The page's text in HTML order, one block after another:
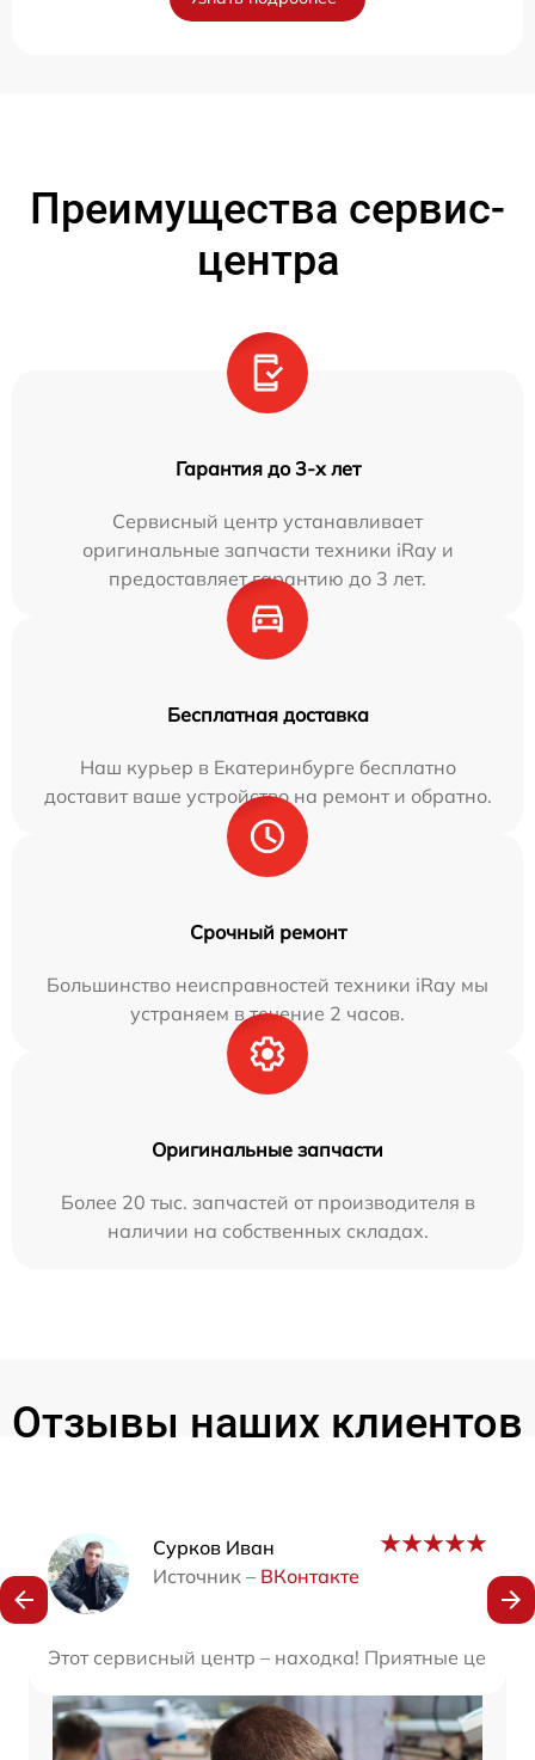
Преимущества сервис-
центра
Гарантия до 3-х лет
Сервисный центр устанавливает
оригинальные запчасти техники iRay и
предоставляет гарантию до 3 лет.
Бесплатная доставка
Наш курьер в Екатеринбурге бесплатно
доставит ваше устройство на ремонт и обратно.
Срочный ремонт
Большинство неисправностей техники iRay мы
устраняем в течение 2 часов.
Оригинальные запчасти
Более 20 тыс. запчастей от производителя в
наличии на собственных складах.
Отзывы наших клиентов
Сурков Иван
Источник – ВКонтакте
Этот сервисный центр – находка! Приятные цены
Наши мастера